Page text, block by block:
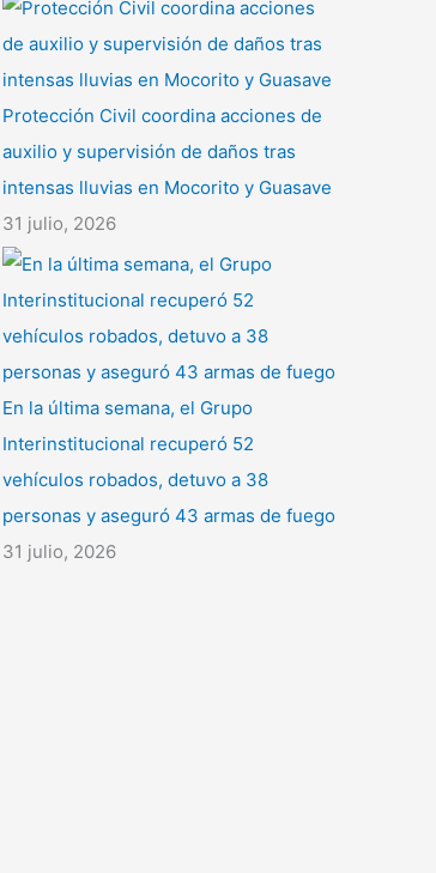
Protección Civil coordina acciones de
auxilio y supervisión de daños tras
intensas lluvias en Mocorito y Guasave
31 julio, 2026
En la última semana, el Grupo
Interinstitucional recuperó 52
vehículos robados, detuvo a 38
personas y aseguró 43 armas de fuego
31 julio, 2026